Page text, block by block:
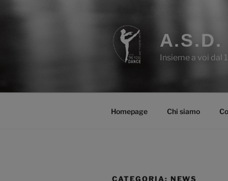
A.S.D.
Insieme a voi dal
Homepage Chi siamo
CATEGORIA: NEWS